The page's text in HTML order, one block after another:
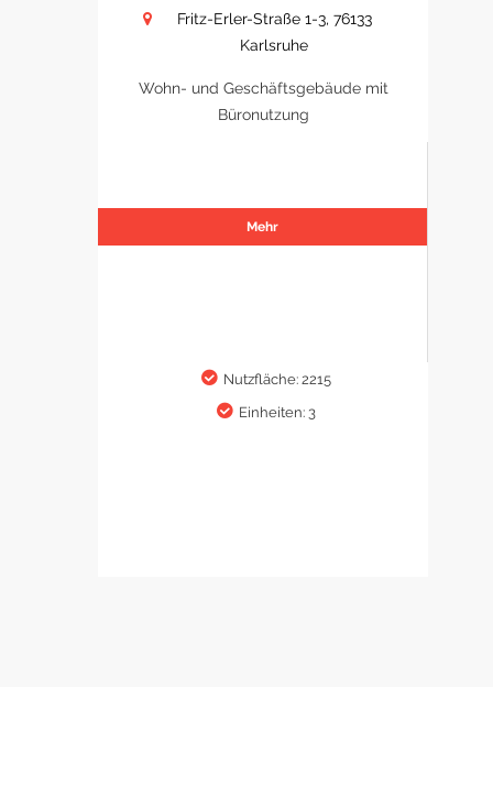
Fritz-Erler-Straße 1-3, 76133
Karlsruhe
Wohn- und Geschäftsgebäude mit
Büronutzung
Mehr
Nutzfläche: 2215
Einheiten: 3